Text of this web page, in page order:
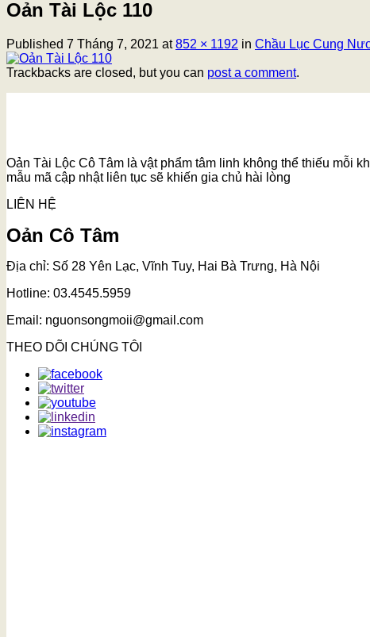
Oản Tài Lộc 110
Published 7 Tháng 7, 2021 at852 × 1192 in Chầu Lục Cung
Trackbacks are closed, but you can post a comment.
Oản Tài Lộc Cô Tâm là vật phẩm tâm linh không thể thiếu mỗi
mẫu mã cập nhật liên tục sẽ khiến gia chủ hài lòng
LIÊN HỆ
Oản Cô Tâm
Địa chỉ: Số 28 Yên Lạc, Vĩnh Tuy, Hai Bà Trưng, Hà Nội
Hotline: 03.4545.5959
Email: nguonsongmoii@gmail.com
THEO DÕI CHÚNG TÔI